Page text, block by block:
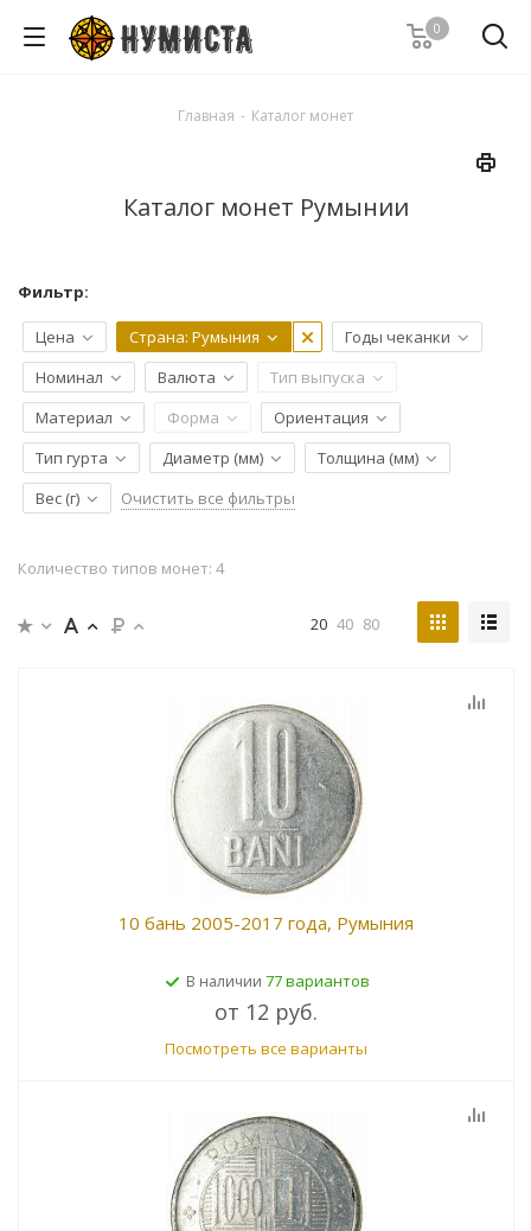
0
Главная - Каталог монет
Каталог монет Румынии
Фильтр:
Цена Страна: Румыния
Годы чеканки
Номинал
Валюта
Тип выпуска
Материал
Форма
Ориентация
Тип гурта
Диаметр (мм)
Толщина (мм)
Вес (г)
Очистить все фильтры
Количество типов монет: 4
20 40 80
10 бань 2005-2017 года, Румыния
В наличии 77 вариантов
от 12 руб.
Посмотреть все варианты